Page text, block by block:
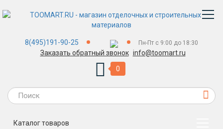
8(495)191-90-25 Пн-Пт с 9:00 до 18:30
Заказать обратный звонок info@toomart.ru
0
Каталог товаров